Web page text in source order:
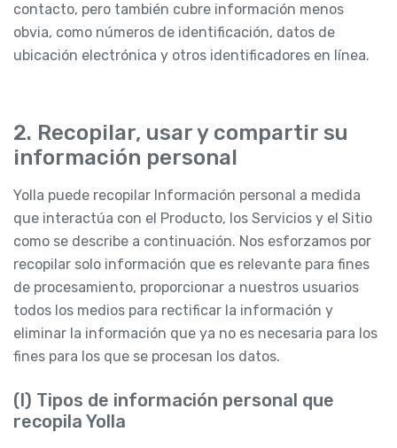
contacto, pero también cubre información menos
obvia, como números de identificación, datos de
ubicación electrónica y otros identificadores en línea.
2. Recopilar, usar y compartir su
información personal
Yolla puede recopilar Información personal a medida
que interactúa con el Producto, los Servicios y el Sitio
como se describe a continuación. Nos esforzamos por
recopilar solo información que es relevante para fines
de procesamiento, proporcionar a nuestros usuarios
todos los medios para rectificar la información y
eliminar la información que ya no es necesaria para los
fines para los que se procesan los datos.
(I) Tipos de información personal que
recopila Yolla